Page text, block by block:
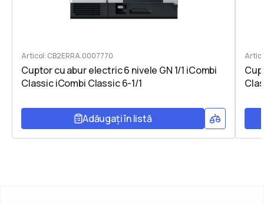
Articol: CB2ERRA.0007770
Cuptor cu abur electric 6 nivele GN 1/1 iCombi
Classic iCombi Classic 6-1/1
Adăugați în listă